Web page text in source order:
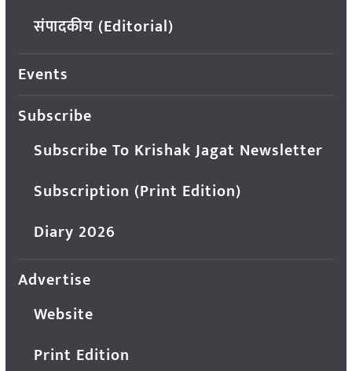
संपादकीय (Editorial)
Events
Subscribe
Subscribe To Krishak Jagat Newsletter
Subscription (Print Edition)
Diary 2026
Advertise
Website
Print Edition